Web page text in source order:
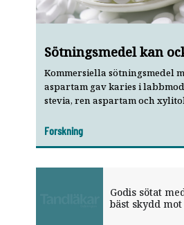
Sötningsmedel kan
Kommersiella sötningsmedel
aspartam gav karies i
stevia, ren aspartam och
Forskning
Godis sötat
bäst skydd